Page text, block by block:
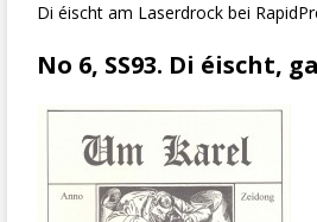
Di éischt am Laserdrock bei
No 6, SS93. Di éischt,